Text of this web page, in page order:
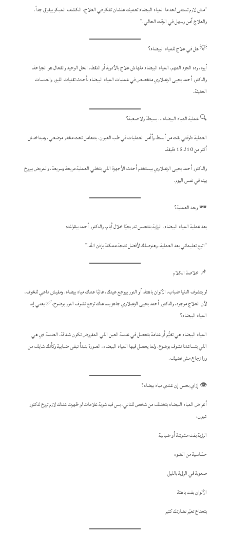
“مش لازم تستنى لحد ما المياه البيضاء تعميك علشان تفكر في العلاج. الكشف المبكر بيفرق جداً،
والعلاج آمن وسهل في الوقت الحالي.”
💡 هل في علاج للمياه البيضاء؟
أيوه، وده الجزء المهم. المياه البيضاء ملهاش علاج بالأدوية أو النقط. الحل الوحيد والفعال هو الجراحة.
والدكتور أحمد يحيى الزعبلاوي متخصص في عمليات المياه البيضاء بأحدث تقنيات الليزر والعدسات
الحديثة.
🔍 عملية المياه البيضاء… بسيطة ولا صعبة؟
العملية دلوقتي بقت من أبسط وأأمن العمليات في طب العيون. بتتعامل تحت مخدر موضعي، ومبتاخدش
أكتر من 10 لـ 15 دقيقة.
والدكتور أحمد يحيى الزعبلاوي بيستخدم أحدث الأجهزة اللي بتخلي العملية مريحة وسريعة، والمريض بيروح
بيته في نفس اليوم.
🕶️ وبعد العملية؟
بعد عملية المياه البيضاء، الرؤية بتتحسن تدريجيًا خلال أيام. والدكتور أحمد بيقولك:
“اتبع تعليماتي بعد العملية، وهنوصلك لأفضل نتيجة ممكنة بإذن الله.”
📌 خلاصة الكلام
لو بتشوف الدنيا ضباب، الألوان باهتة، أو النور بيوجع عينك، غالبًا عندك مياه بيضاء. ومفيش داعي للخوف،
لأن العلاج موجود، والدكتور أحمد يحيى الزعبلاوي جاهز يساعدك ترجع تشوف النور بوضوح.✅ يعني إيه
المياه البيضاء؟
المياه البيضاء هي تغيُّم أو عتامة بتحصل في عدسة العين اللي المفروض تكون شفافة. العدسة دي هي
اللي بتساعدنا نشوف بوضوح. ولما يحصل فيها المياه البيضاء، الصورة بتبدأ تبقى ضبابية وكأنك شايف من
ورا زجاج مش نضيف.
👁️ إزاي بحس إن عندي مياه بيضاء؟
أعراض المياه البيضاء بتختلف من شخص للتاني، بس فيه شوية علامات لو ظهرت عندك لازم تروح لدكتور
عيون:
الرؤية بقت مشوشة أو ضبابية
حسّاسية من الضوء
صعوبة في الرؤية بالليل
الألوان بقت باهتة
بتحتاج تغيّر نضارتك كتير